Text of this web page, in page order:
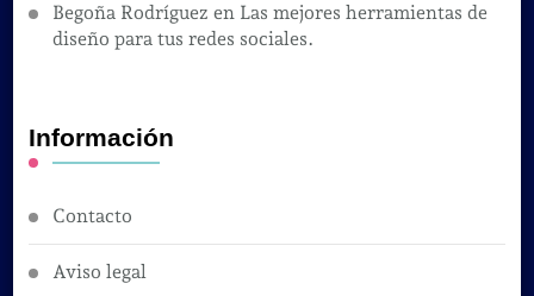
Begoña Rodríguez en Las mejores herramientas de
diseño para tus redes sociales.
Información
Contacto
Aviso legal